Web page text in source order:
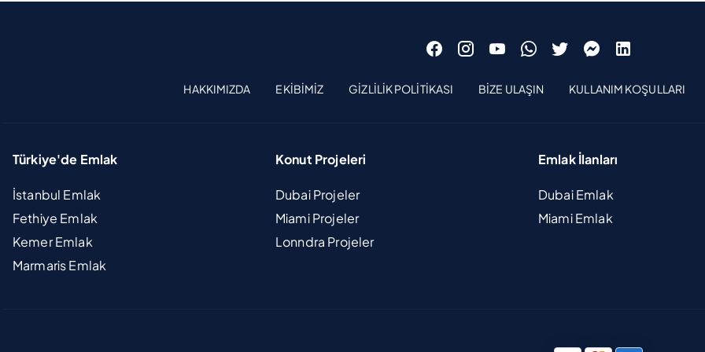
HAKKIMIZDA EKIBIMIZ GIZLILIK POLITIKASI BIZE ULAŞIN KULLANIM KOŞULLARI
Türkiye'de Emlak
İstanbul Emlak
Fethiye Emlak
Kemer Emlak
Marmaris Emlak
Konut Projeleri
Dubai Projeler
Miami Projeler
Lonndra Projeler
Emlak İlanları
Dubai Emlak
Miami Emlak